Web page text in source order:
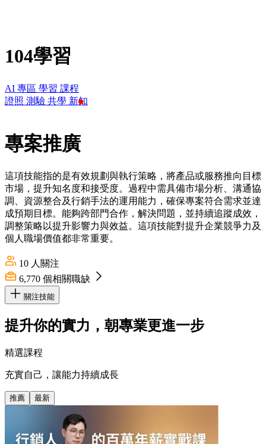
104學習
AI 專區 學習 課程
證照 測驗 共學 新知
專案推廣
這項技能指的是有效規劃與執行策略，將產品或服務推向目標
市場，提升知名度和接受度。過程中需具備市場分析、溝通協
調、資源整合及行銷手法的運用能力，確保專案符合需求並達
成預期目標。能夠跨部門合作，解決問題，並持續追蹤成效，
調整策略以提升影響力與效益。這項技能對提升企業競爭力及
個人職場價值都非常重要。
10 人關注
6,770 個相關職缺
關注技能
提升你的實力，朝專業更進一步
精選課程
充實自己，讓能力持續成長
推薦 最新